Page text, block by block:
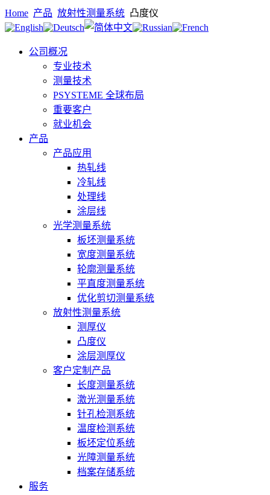
Home 产品 放射性测量系统 凸度仪
公司概况
专业技术
测量技术
PSYSTEME 全球布局
重要客户
就业机会
产品
产品应用
热轧线
冷轧线
处理线
涂层线
光学测量系统
板坯测量系统
宽度测量系统
轮廓测量系统
平直度测量系统
优化剪切测量系统
放射性测量系统
测厚仪
凸度仪
涂层测厚仪
客户定制产品
长度测量系统
激光测量系统
针孔检测系统
温度检测系统
板坯定位系统
光障测量系统
档案存储系统
服务